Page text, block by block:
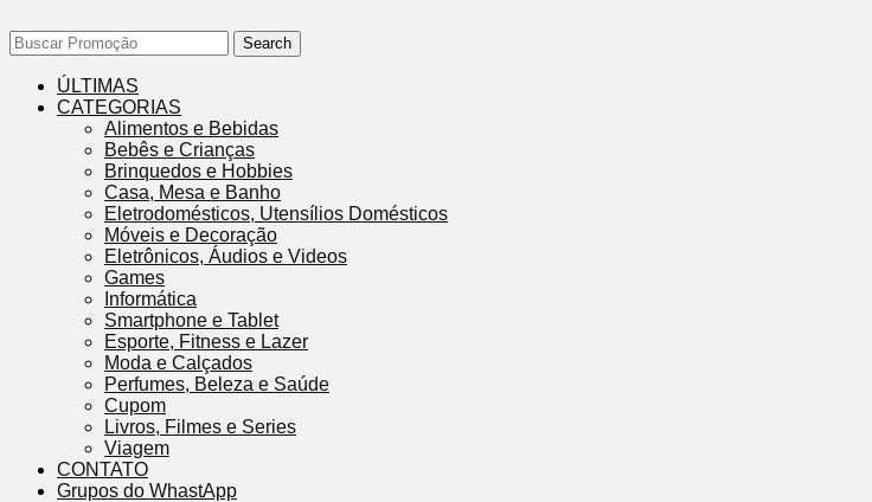
Search
ÚLTIMAS
CATEGORIAS
Alimentos e Bebidas
Bebês e Crianças
Brinquedos e Hobbies
Casa, Mesa e Banho
Eletrodomésticos, Utensílios Domésticos
Móveis e Decoração
Eletrônicos, Áudios e Videos
Games
Informática
Smartphone e Tablet
Esporte, Fitness e Lazer
Moda e Calçados
Perfumes, Beleza e Saúde
Cupom
Livros, Filmes e Series
Viagem
CONTATO
Grupos do WhastApp